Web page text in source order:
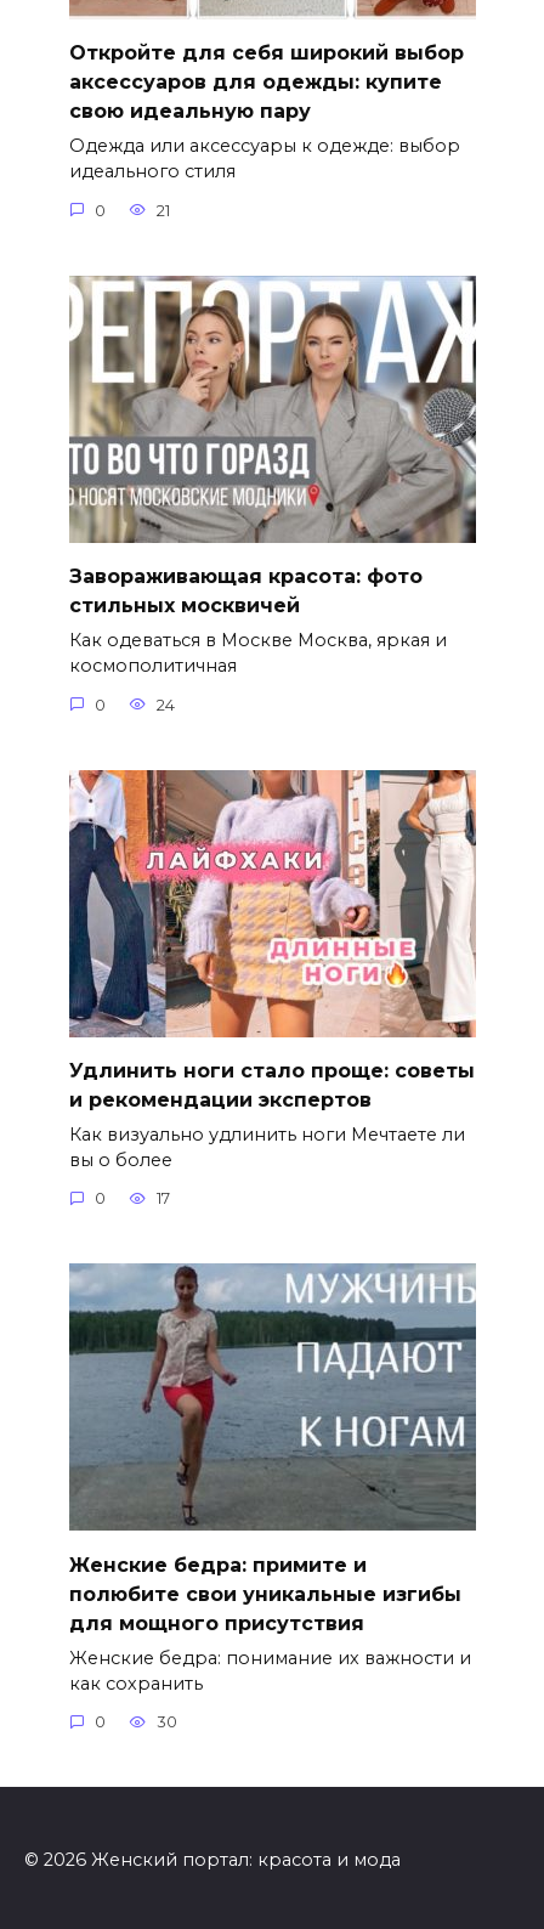
Откройте для себя широкий выбор
аксессуаров для одежды: купите
свою идеальную пару
Одежда или аксессуары к одежде: выбор
идеального стиля
0 21
Завораживающая красота: фото
стильных москвичей
Как одеваться в Москве Москва, яркая и
космополитичная
0 24
Удлинить ноги стало проще: советы
и рекомендации экспертов
Как визуально удлинить ноги Мечтаете ли
вы о более
0 17
Женские бедра: примите и
полюбите свои уникальные изгибы
для мощного присутствия
Женские бедра: понимание их важности и
как сохранить
0 30
© 2026 Женский портал: красота и мода